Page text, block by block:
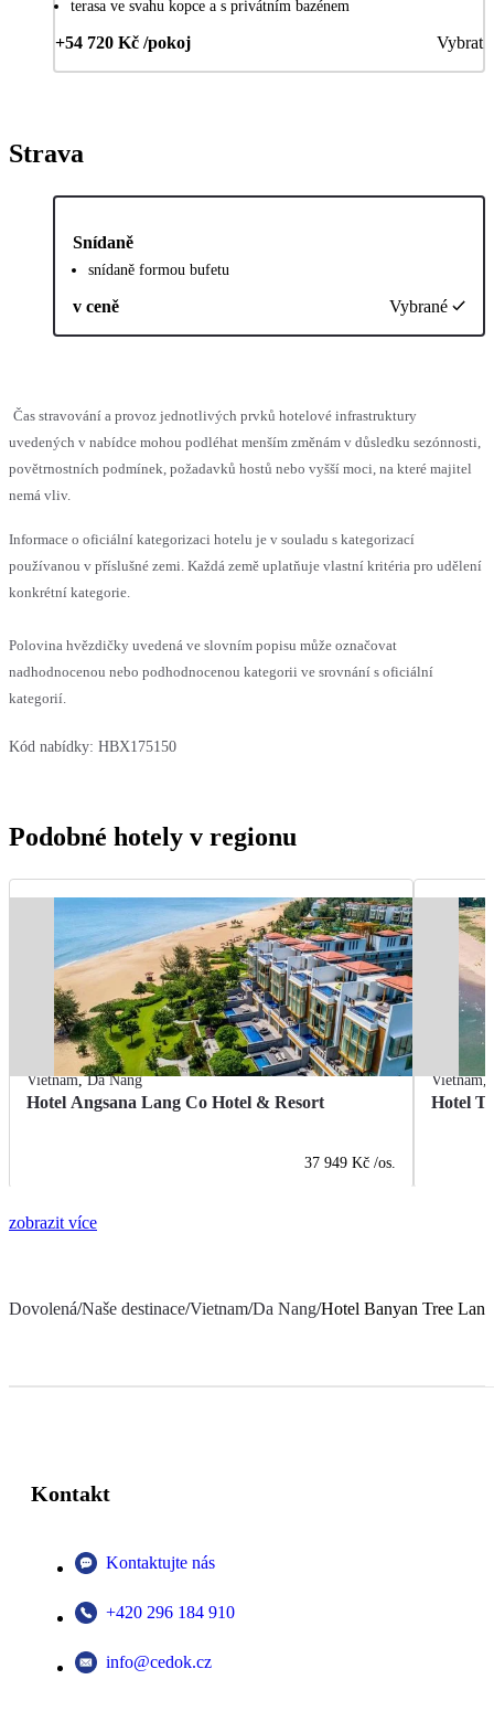
terasa ve svahu kopce a s privátním bazénem
+54 720 Kč /pokoj Vybrat
Strava
Snídaně
snídaně formou bufetu
v ceně Vybrané
Čas stravování a provoz jednotlivých prvků hotelové infrastruktury
uvedených v nabídce mohou podléhat menším změnám v důsledku sezónnosti,
povětrnostních podmínek, požadavků hostů nebo vyšší moci, na které majitel
nemá vliv.
Informace o oficiální kategorizaci hotelu je v souladu s kategorizací
používanou v příslušné zemi. Každá země uplatňuje vlastní kritéria pro udělení
konkrétní kategorie.
Polovina hvězdičky uvedená ve slovním popisu může označovat
nadhodnocenou nebo podhodnocenou kategorii ve srovnání s oficiální
kategorií.
Kód nabídky: HBX175150
Podobné hotely v regionu
Vietnam,Da Nang
Hotel Angsana Lang Co Hotel & Resort
37 949 Kč /os.
Vietnam,
Hotel
zobrazit více
Dovolená/Naše destinace/Vietnam/Da Nang/Hotel Banyan Tree
Kontakt
Kontaktujte nás
+420 296 184 910
info@cedok.cz